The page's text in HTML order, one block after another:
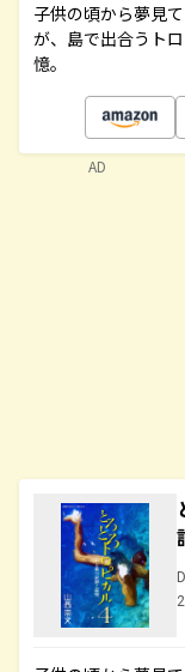
子供の頃から夢見
が、島で出合うト
憶。
AD